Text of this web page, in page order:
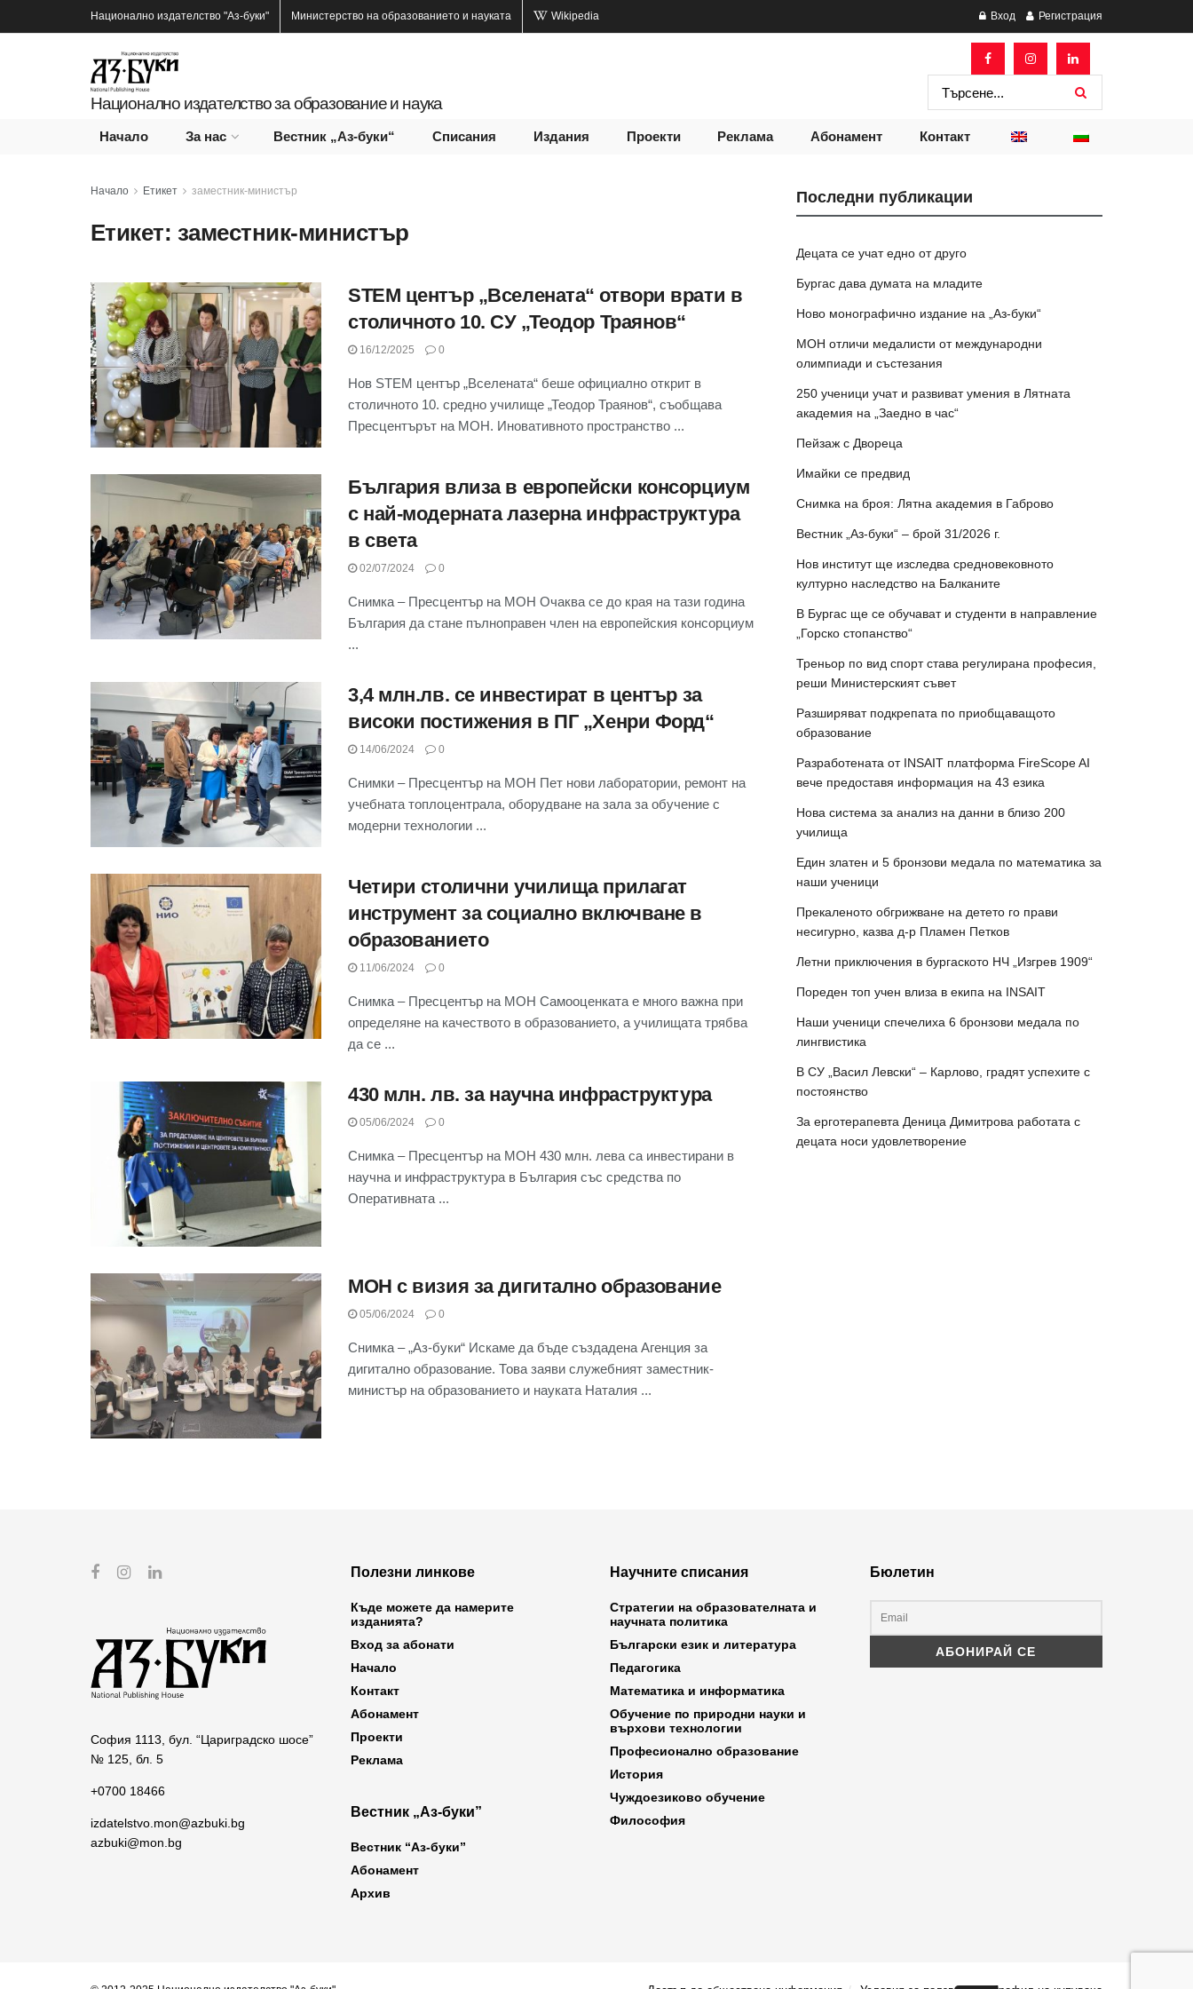
Национално издателство "Аз-буки" Министерство на образованието и науката Wikipedia Вход Регистрация
Национално издателство за образование и наука
Начало За нас Вестник „Аз-буки“ Списания Издания Проекти Реклама Абонамент Контакт
Начало Етикет заместник-министър
Етикет: заместник-министър
STEM център „Вселената“ отвори врати в
столичното 10. СУ „Теодор Траянов“
16/12/2025 0
Нов STEM център „Вселената“ беше официално открит в
столичното 10. средно училище „Теодор Траянов“, съобщава
Пресцентърът на МОН. Иновативното пространство ...
България влиза в европейски консорциум
с най-модерната лазерна инфраструктура
в света
02/07/2024 0
Снимка – Пресцентър на МОН Очаква се до края на тази година
България да стане пълноправен член на европейския консорциум
...
3,4 млн.лв. се инвестират в център за
високи постижения в ПГ „Хенри Форд“
14/06/2024 0
Снимки – Пресцентър на МОН Пет нови лаборатории, ремонт на
учебната топлоцентрала, оборудване на зала за обучение с
модерни технологии ...
Четири столични училища прилагат
инструмент за социално включване в
образованието
11/06/2024 0
Снимка – Пресцентър на МОН Самооценката е много важна при
определяне на качеството в образованието, а училищата трябва
да се ...
430 млн. лв. за научна инфраструктура
05/06/2024 0
Снимка – Пресцентър на МОН 430 млн. лева са инвестирани в
научна и инфраструктура в България със средства по
Оперативната ...
МОН с визия за дигитално образование
05/06/2024 0
Снимка – „Аз-буки“ Искаме да бъде създадена Агенция за
дигитално образование. Това заяви служебният заместник-
министър на образованието и науката Наталия ...
Последни публикации
Децата се учат едно от друго
Бургас дава думата на младите
Ново монографично издание на „Аз-буки“
МОН отличи медалисти от международни
олимпиади и състезания
250 ученици учат и развиват умения в Лятната
академия на „Заедно в час“
Пейзаж с Двореца
Имайки се предвид
Снимка на броя: Лятна академия в Габрово
Вестник „Аз-буки“ – брой 31/2026 г.
Нов институт ще изследва средновековното
културно наследство на Балканите
В Бургас ще се обучават и студенти в направление
„Горско стопанство“
Треньор по вид спорт става регулирана професия,
реши Министерският съвет
Разширяват подкрепата по приобщаващото
образование
Разработената от INSAIT платформа FireScope AI
вече предоставя информация на 43 езика
Нова система за анализ на данни в близо 200
училища
Един златен и 5 бронзови медала по математика за
наши ученици
Прекаленото обгрижване на детето го прави
несигурно, казва д-р Пламен Петков
Летни приключения в бургаското НЧ „Изгрев 1909“
Пореден топ учен влиза в екипа на INSAIT
Наши ученици спечелиха 6 бронзови медала по
лингвистика
В СУ „Васил Левски“ – Карлово, градят успехите с
постоянство
За ерготерапевта Деница Димитрова работата с
децата носи удовлетворение
София 1113, бул. “Цариградско шосе”
№ 125, бл. 5
+0700 18466
izdatelstvo.mon@azbuki.bg
azbuki@mon.bg
Полезни линкове
Къде можете да намерите
изданията?
Вход за абонати
Начало
Контакт
Абонамент
Проекти
Реклама
Вестник „Аз-буки”
Вестник “Аз-буки”
Абонамент
Архив
Научните списания
Стратегии на образователната и
научната политика
Български език и литература
Педагогика
Математика и информатика
Обучение по природни науки и
върхови технологии
Професионално образование
История
Чуждоезиково обучение
Философия
Бюлетин